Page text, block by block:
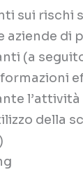
sui rischi
aziende di
(a
della